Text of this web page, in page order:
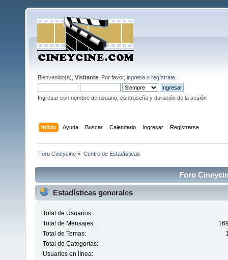
Bienvenido(a), Visitante . Por favor, ingresa o regístrate
Ingresar con nombre de usuario, contraseña y duración de la sesión
Inicio Ayuda Buscar Calendario Ingresar Registrarse
Foro Cineycine » Centro de Estadísticas
Foro
Estadísticas generales
Total de Usuarios:
Total de Mensajes:
Total de Temas:
Total de Categorías:
Usuarios en línea: